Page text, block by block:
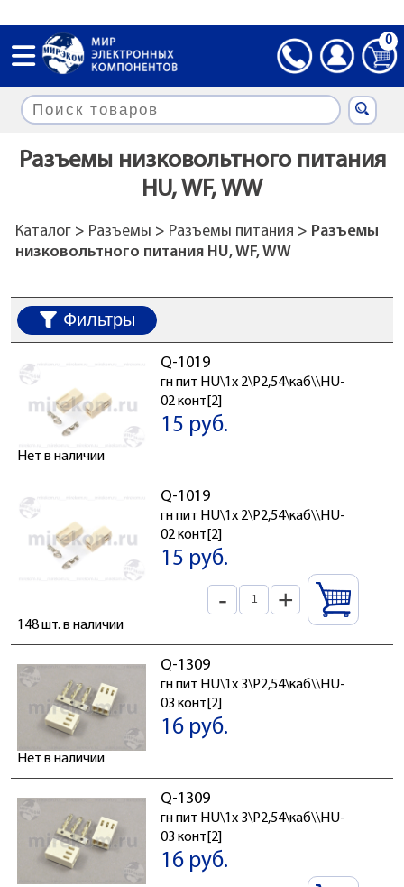
0
Разъемы низковольтного питания
HU, WF, WW
Каталог> Разъемы > Разъемы питания > Разъемы
низковольтного питания HU, WF, WW
Фильтры
Q-1019
гн пит HU\1x 2\P2,54\каб\\HU-
02 конт[2]
15 руб.
Нет в наличии
Q-1019
гн пит HU\1x 2\P2,54\каб\\HU-
02 конт[2]
15 руб.
- +
148 шт. в наличии
Q-1309
гн пит HU\1x 3\P2,54\каб\\HU-
03 конт[2]
16 руб.
Нет в наличии
Q-1309
гн пит HU\1x 3\P2,54\каб\\HU-
03 конт[2]
16 руб.